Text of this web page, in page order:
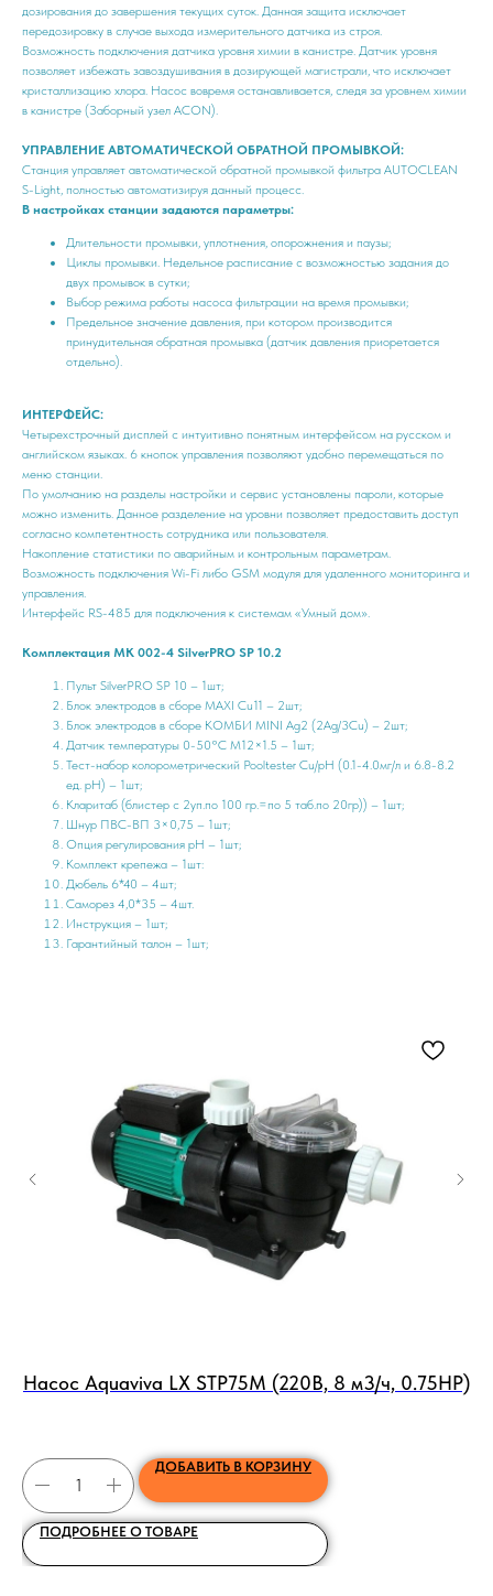
дозирования до завершения текущих суток. Данная защита исключает
передозировку в случае выхода измерительного датчика из строя.
Возможность подключения датчика уровня химии в канистре. Датчик уровня
позволяет избежать завоздушивания в дозирующей магистрали, что исключает
кристаллизацию хлора. Насос вовремя останавливается, следя за уровнем химии
в канистре (Заборный узел ACON).
УПРАВЛЕНИЕ АВТОМАТИЧЕСКОЙ ОБРАТНОЙ ПРОМЫВКОЙ:
Станция управляет автоматической обратной промывкой фильтра AUTOCLEAN
S-Light, полностью автоматизируя данный процесс.
В настройках станции задаются параметры:
Длительности промывки, уплотнения, опорожнения и паузы;
Циклы промывки. Недельное расписание с возможностью задания до
двух промывок в сутки;
Выбор режима работы насоса фильтрации на время промывки;
Предельное значение давления, при котором производится
принудительная обратная промывка (датчик давления приоретается
отдельно).
ИНТЕРФЕЙС:
Четырехстрочный дисплей с интуитивно понятным интерфейсом на русском и
английском языках. 6 кнопок управления позволяют удобно перемещаться по
меню станции.
По умолчанию на разделы настройки и сервис установлены пароли, которые
можно изменить. Данное разделение на уровни позволяет предоставить доступ
согласно компетентность сотрудника или пользователя.
Накопление статистики по аварийным и контрольным параметрам.
Возможность подключения Wi-Fi либо GSM модуля для удаленного мониторинга и
управления.
Интерфейс RS-485 для подключения к системам «Умный дом».
Комплектация MK 002-4 SilverPRO SP 10.2
Пульт SilverPRO SP 10 – 1шт;
Блок электродов в сборе MAXI Cu11 – 2шт;
Блок электродов в сборе КОМБИ MINI Ag2 (2Ag/3Cu) – 2шт;
Датчик температуры 0-50°С М12×1.5 – 1шт;
Тест-набор колорометрический Pooltester Cu/pH (0.1-4.0мг/л и 6.8-8.2
ед. pH) – 1шт;
Кларитаб (блистер с 2уп.по 100 гр.=по 5 таб.по 20гр)) – 1шт;
Шнур ПВС-ВП 3×0,75 – 1шт;
Опция регулирования pH – 1шт;
Комплект крепежа – 1шт:
Дюбель 6*40 – 4шт;
Саморез 4,0*35 – 4шт.
Инструкция – 1шт;
Гарантийный талон – 1шт;
Насос Aquaviva LX STP75M (220В, 8 м3/ч, 0.75HP)
ДОБАВИТЬ В КОРЗИНУ
ПОДРОБНЕЕ О ТОВАРЕ